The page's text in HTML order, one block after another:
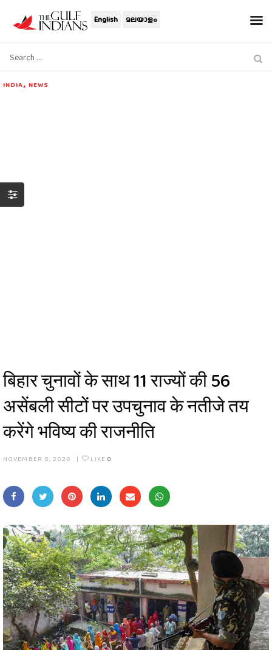
English മലയാളം
INDIA, NEWS
बिहार चुनावों के साथ 11 राज्यों की 56
असेंबली सीटों पर उपचुनाव के नतीजे तय
करेंगे भविष्य की राजनीति
NOVEMBER 8, 2020 | LIKE 0